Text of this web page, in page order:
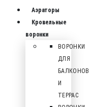
Аэраторы
Кровельные
воронки
ВОРОНКИ
ДЛЯ
БАЛКОНОВ
И
ТЕРРАС